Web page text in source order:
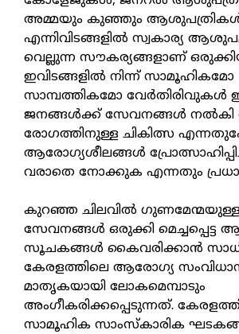
അമ്മയും കുഞ്ഞും
എന്നിവിടങ്ങളില്‍ സ്വകാര്യ
വെല്ലുന്ന സൗകര്യങ്ങളാണ്
ഇവിടങ്ങളില്‍ നിന്ന് സാമൂഹികമോ
സാമ്പത്തികമോ വേര്‍തിരിവുകള്‍
ജനങ്ങള്‍ക്ക് സേവനങ്ങള്‍ നല്‍കി
രോഗത്തിനുള്ള ചികിത്സ
ആരോഗ്യശീലങ്ങള്‍
വരാതെ നോക്കുക എന്നതും
കുറഞ്ഞ ചിലവില്‍
സേവനങ്ങള്‍ ഒരുക്കി മെച്ചപ്പെട്ട
സൂചകങ്ങള്‍ കൈവരിക്കാന്‍
കേരളത്തിലെ ആരോഗ്യ
മാതൃകയായി ലോകമെമ്പാടും
അംഗീകരിക്കപ്പെടുന്നത്.
സാമൂഹിക സാംസ്‌കാരിക